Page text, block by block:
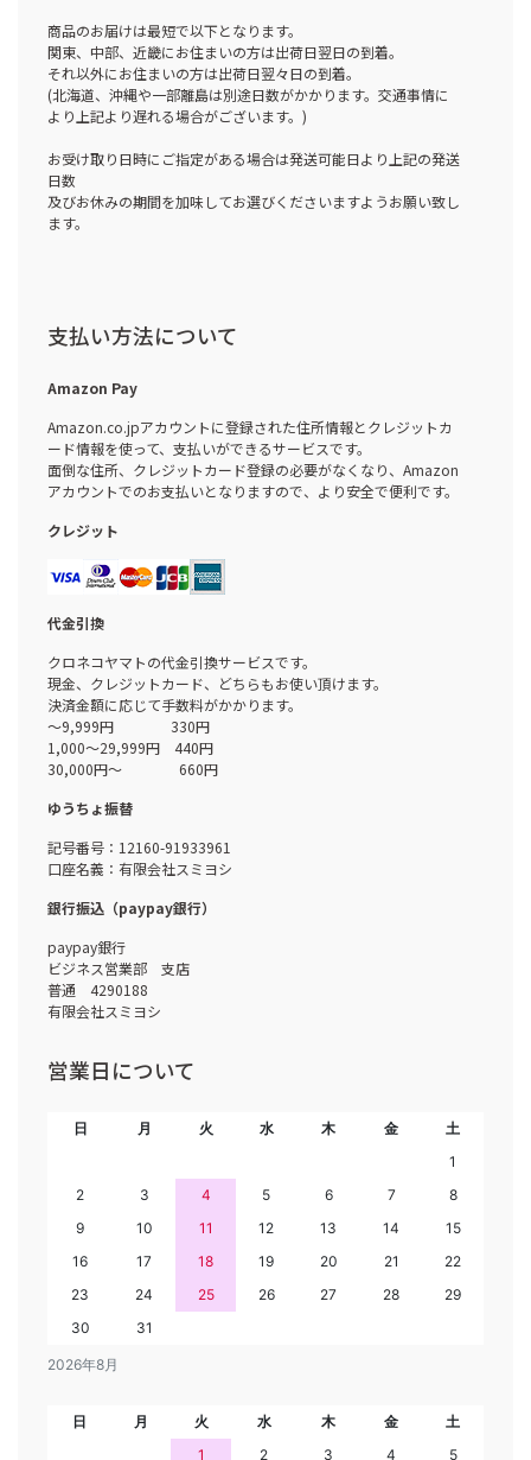
商品のお届けは最短で以下となります。
関東、中部、近畿にお住まいの方は出荷日翌日の到着。
それ以外にお住まいの方は出荷日翌々日の到着。
(北海道、沖縄や一部離島は別途日数がかかります。交通事情に
より上記より遅れる場合がございます。)
お受け取り日時にご指定がある場合は発送可能日より上記の発送
日数
及びお休みの期間を加味してお選びくださいますようお願い致し
ます。
支払い方法について
Amazon Pay
Amazon.co.jpアカウントに登録された住所情報とクレジットカ
ード情報を使って、支払いができるサービスです。
面倒な住所、クレジットカード登録の必要がなくなり、Amazon
アカウントでのお支払いとなりますので、より安全で便利です。
クレジット
代金引換
クロネコヤマトの代金引換サービスです。
現金、クレジットカード、どちらもお使い頂けます。
決済金額に応じて手数料がかかります。
～9,999円 330円
1,000～29,999円 440円
30,000円～ 660円
ゆうちょ振替
記号番号：12160-91933961
口座名義：有限会社スミヨシ
銀行振込（paypay銀行）
paypay銀行
ビジネス営業部 支店
普通 4290188
有限会社スミヨシ
営業日について
2026年8月
日 月 火 水 木 金
土
1
2
3 4 5 6 7
8
9
10 11 12 13 14
15
16
17 18 19 20 21
22
23
24 25 26 27 28
29
30
31
日 月 火 水 木 金
土
1
2 3 4 5